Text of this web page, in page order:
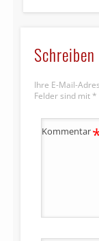
Ihre E-Mail-
Felder sind mit *
Kommentar